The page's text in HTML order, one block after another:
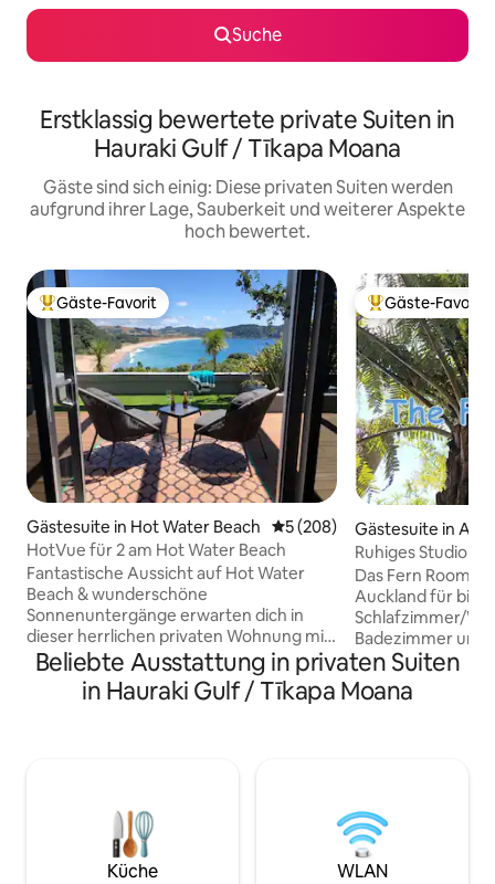
Suche
Erstklassig bewertete private Suiten in
Hauraki Gulf / Tīkapa Moana
Gäste sind sich einig: Diese privaten Suiten werden
aufgrund ihrer Lage, Sauberkeit und weiterer Aspekte
hoch bewertet.
Beliebter Gäste-Favorit.
Gäste-Favorit
Gästesuite in Hot Water Beach Durchschnittliche
5 (208)
HotVue für 2 am Hot Water Beach
Fantastische Aussicht auf Hot Water
Beach & wunderschöne
Sonnenuntergänge erwarten dich in
dieser herrlichen privaten Wohnung mit
eigenem Bad & Küchenzeile. Entspanne
dich im Spa-Pool mit herrlichem Blick auf
den Strand. Spa-Bademäntel werden
wünschten, wir wären länger
geblieben!“ An einer Privatstraße
gelegen und wenn du auf der Suche
Beliebter Gäste-
Gäste-Favorit
Gästesuite in
Ruhiges Studio in
und Frühstück
Das Fern Room –
Auckland für bis
Schlafzimmer/
Badezimmer und
Minuten zu den
Geschäften, dem
Autobahn; nur
Tägliches
Selbstbedienung,
Kühlschrank und
Beliebte Ausstattung in privaten Suiten
in Hauraki Gulf / Tīkapa Moana
Küche WLAN